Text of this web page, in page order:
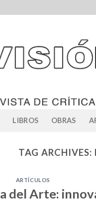
LIBROS OBRAS
TAG ARCHIVES:
ARTÍCULOS
del Arte: